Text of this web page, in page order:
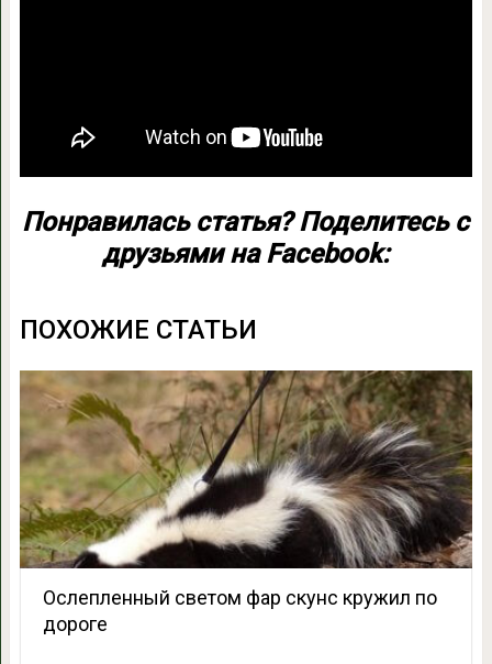
Понравилась статья? Поделитесь с
друзьями на Facebook:
ПОХОЖИЕ СТАТЬИ
Ослепленный светом фар скунс кружил по
дороге